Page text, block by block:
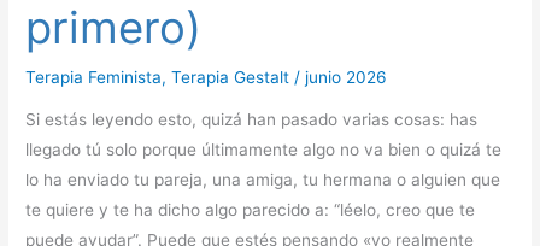
primero)
Terapia Feminista,Terapia Gestalt /junio 2026
Si estás leyendo esto, quizá han pasado varias cosas: has
llegado tú solo porque últimamente algo no va bien o quizá te
lo ha enviado tu pareja, una amiga, tu hermana o alguien que
te quiere y te ha dicho algo parecido a: “léelo, creo que te
puede ayudar”. Puede que estés pensando «yo realmente
todo
esto
primero)